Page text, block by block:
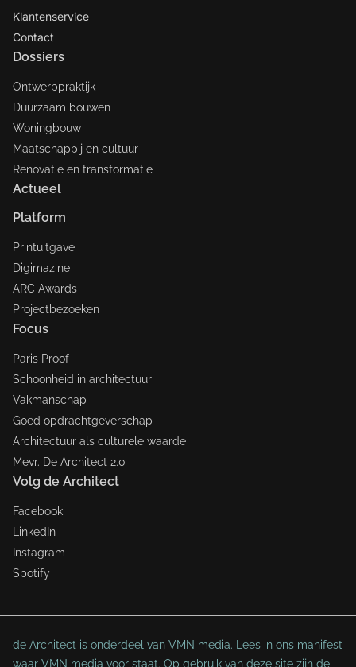
Klantenservice
Contact
Dossiers
Ontwerppraktijk
Duurzaam bouwen
Woningbouw
Maatschappij en cultuur
Renovatie en transformatie
Actueel
Platform
Printuitgave
Digimazine
ARC Awards
Projectbezoeken
Focus
Paris Proof
Schoonheid in architectuur
Vakmanschap
Goed opdrachtgeverschap
Architectuur als culturele waarde
Mevr. De Architect 2.0
Volg de Architect
Facebook
LinkedIn
Instagram
Spotify
de Architect is onderdeel van VMN media. Lees in ons manifest
waar VMN media voor staat. Op gebruik van deze site zijn de